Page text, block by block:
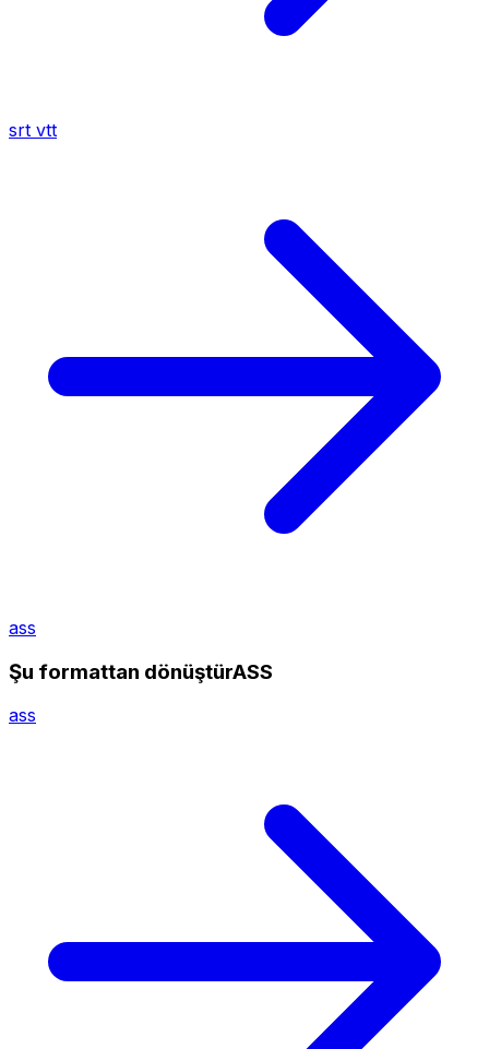
srt vtt
ass
Şu formattan dönüştürASS
ass